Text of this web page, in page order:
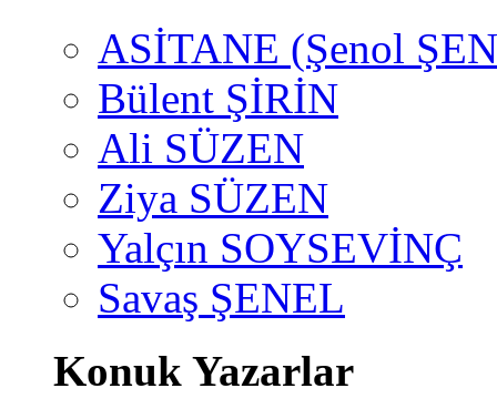
ASİTANE (Şenol
Bülent ŞİRİN
Ali SÜZEN
Ziya SÜZEN
Yalçın SOYSEVİNÇ
Savaş ŞENEL
Konuk Yazarlar